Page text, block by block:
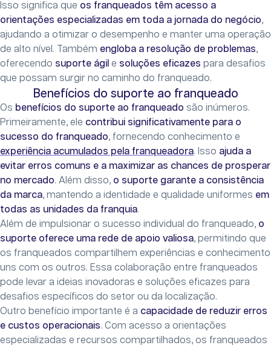
Isso significa que os franqueados têm acesso a
orientações especializadas em toda a jornada do negócio,
ajudando a otimizar o desempenho e manter uma operação
de alto nível. Também engloba a resolução de problemas,
oferecendo suporte ágil e soluções eficazes para desafios
que possam surgir no caminho do franqueado.
Benefícios do suporte ao franqueado
Os benefícios do suporte ao franqueado são inúmeros.
Primeiramente, ele contribui significativamente para o
sucesso do franqueado, fornecendo conhecimento e
experiência acumulados pela franqueadora. Isso ajuda a
evitar erros comuns e a maximizar as chances de prosperar
no mercado. Além disso, o suporte garante a consistência
da marca, mantendo a identidade e qualidade uniformes em
todas as unidades da franquia.
Além de impulsionar o sucesso individual do franqueado, o
suporte oferece uma rede de apoio valiosa, permitindo que
os franqueados compartilhem experiências e conhecimento
uns com os outros. Essa colaboração entre franqueados
pode levar a ideias inovadoras e soluções eficazes para
desafios específicos do setor ou da localização.
Outro benefício importante é a capacidade de reduzir erros
e custos operacionais. Com acesso a orientações
especializadas e recursos compartilhados, os franqueados